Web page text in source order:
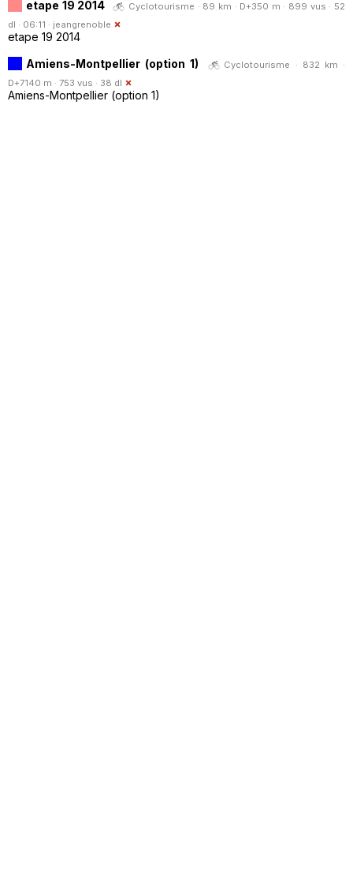
etape 19 2014
Cyclotourisme · 89 km · D+350 m · 899 vus · 52
dl · 06:11 · jeangrenoble
etape 19 2014
Amiens-Montpellier (option 1)
Cyclotourisme · 832 km ·
D+7140 m · 753 vus · 38 dl
Amiens-Montpellier (option 1)